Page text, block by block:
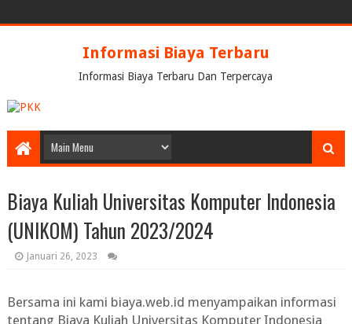
Informasi Biaya Terbaru
Informasi Biaya Terbaru Dan Terpercaya
Biaya Kuliah Universitas Komputer Indonesia
(UNIKOM) Tahun 2023/2024
Januari 26, 2023
Bersama ini kami biaya.web.id menyampaikan informasi
tentang Biaya Kuliah Universitas Komputer Indonesia